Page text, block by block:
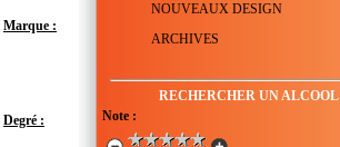
NOUVEAUX DESIGN
ARCHIVES
RECHERCHER UN ALCOOL
Note :
Marque :
Degré :